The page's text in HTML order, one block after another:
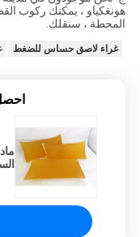
هونغكياو ، يمكنك ركوب
المحطة ، سنقلك.
غراء لاصق حساس للضغط